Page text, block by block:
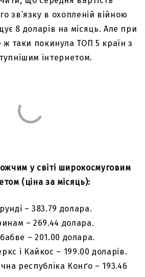
зв’язку в охопленій війною
8 доларів на місяць. Але при
ж таки покинула ТОП 5 країн з
інтернетом.
у світі широкосмуговим
(ціна за місяць):
– 383.79 долара.
– 269.44 долара.
– 201.00 долара.
і Кайкос – 199.00 доларів.
республіка Конґо – 193.46